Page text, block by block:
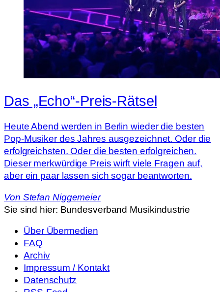
Das „Echo“-Preis-Rätsel
Heute Abend werden in Berlin wieder die besten
Pop-Musiker des Jahres ausgezeichnet. Oder die
erfolgreichsten. Oder die besten erfolgreichen.
Dieser merkwürdige Preis wirft viele Fragen auf,
aber ein paar lassen sich sogar beantworten.
Von Stefan Niggemeier
Sie sind hier: Bundesverband Musikindustrie
Über Übermedien
FAQ
Archiv
Impressum / Kontakt
Datenschutz